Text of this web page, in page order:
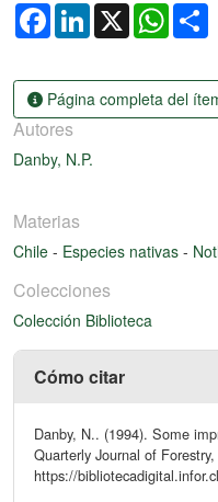
FacebookLinkedIn
X
Página completa del
Autores
Danby, N.P.
Materias
Chile - Especies nativas -
Colecciones
Colección Biblioteca
Cómo citar
Danby, N.. (1994). Some
Quarterly Journal of
https://